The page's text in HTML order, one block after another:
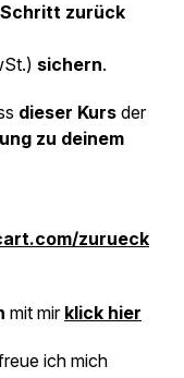
zurück
sichern.
dieser Kurs der
zu deinem
zurueck
mit mir klick hier
ich mich